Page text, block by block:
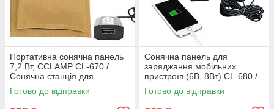
Портативна сонячна панель
7,2 Вт, CCLAMP CL-670 /
Сонячна станція для
заряджання мобільних
пристроїв
Готово до відправки
Сонячна панель для
заряджання мобільних
пристроїв (6В, 8Вт) CL-680 /
Портативна сонячна станція
Готово до відправки